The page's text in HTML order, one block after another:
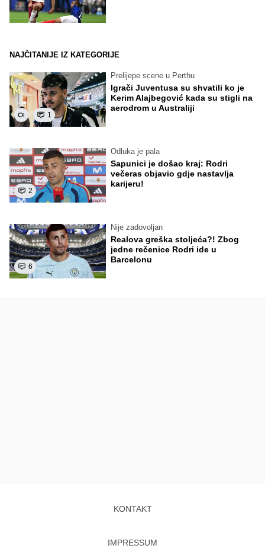
NAJČITANIJE IZ KATEGORIJE
1
Prelijepe scene u Perthu
Igrači Juventusa su shvatili ko je
Kerim Alajbegović kada su stigli na
aerodrom u Australiji
2
Odluka je pala
Sapunici je došao kraj: Rodri
večeras objavio gdje nastavlja
karijeru!
6
Nije zadovoljan
Realova greška stoljeća?! Zbog
jedne rečenice Rodri ide u
Barcelonu
KONTAKT
IMPRESSUM